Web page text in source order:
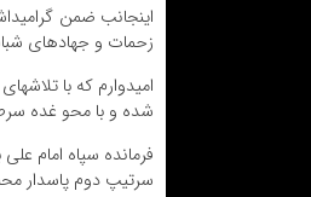
زحمات و جهادهای
امیدوارم که با
شده و با محو غده
فرمانده سپاه امام
سرتیپ دوم پاسدار